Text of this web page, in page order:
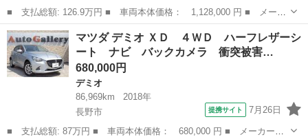
■ 支払総額: 126.9万円 ■ 車両本体価格： 1,128,000 円 ■ メーカ
ー名： マツダ ■ 車種名： デミオ ■ グレード名： ＸＤツーリ
ング Ｌパッケージ ４ＷＤ 純正ナビ・フルセグＴＶ ３６０°ビュ
ーモニ...
長野 上田市 デミオ
マツダ デミオ ＸＤ ４ＷＤ ハーフレザーシ
ート ナビ バックカメラ 衝突被害…
680,000円
デミオ
86,969km
2018年
長野市
提携サイト 7月26日
■ 支払総額: 87万円 ■ 車両本体価格： 680,000 円 ■ メーカー